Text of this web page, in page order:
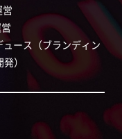
ース（ブランディン
）